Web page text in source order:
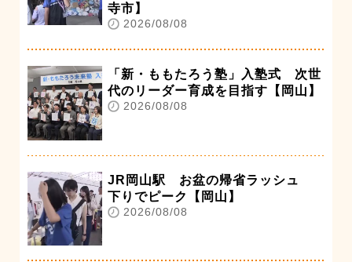
寺市】
2026/08/08
「新・ももたろう塾」入塾式 次世
代のリーダー育成を目指す【岡山】
2026/08/08
JR岡山駅 お盆の帰省ラッシュ
下りでピーク【岡山】
2026/08/08